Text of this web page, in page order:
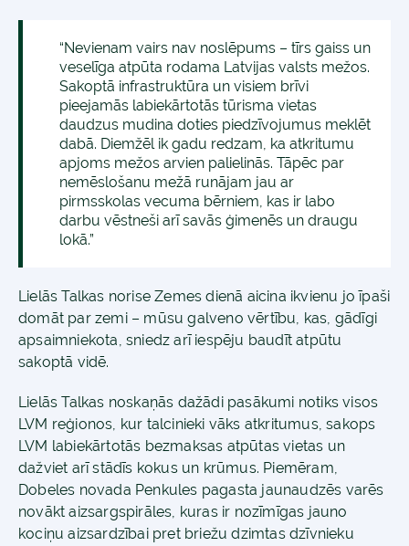
“Nevienam vairs nav noslēpums – tīrs gaiss un
veselīga atpūta rodama Latvijas valsts mežos.
Sakoptā infrastruktūra un visiem brīvi
pieejamās labiekārtotās tūrisma vietas
daudzus mudina doties piedzīvojumus meklēt
dabā. Diemžēl ik gadu redzam, ka atkritumu
apjoms mežos arvien palielinās. Tāpēc par
nemēslošanu mežā runājam jau ar
pirmsskolas vecuma bērniem, kas ir labo
darbu vēstneši arī savās ģimenēs un draugu
lokā.”
Lielās Talkas norise Zemes dienā aicina ikvienu jo īpaši
domāt par zemi – mūsu galveno vērtību, kas, gādīgi
apsaimniekota, sniedz arī iespēju baudīt atpūtu
sakoptā vidē.
Lielās Talkas noskaņās dažādi pasākumi notiks visos
LVM reģionos, kur talcinieki vāks atkritumus, sakops
LVM labiekārtotās bezmaksas atpūtas vietas un
dažviet arī stādīs kokus un krūmus. Piemēram,
Dobeles novada Penkules pagasta jaunaudzēs varēs
novākt aizsargspirāles, kuras ir nozīmīgas jauno
kociņu aizsardzībai pret briežu dzimtas dzīvnieku